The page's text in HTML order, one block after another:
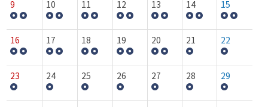
9 10 11 12 13 14 15
16 17 18 19 20 21 22
23 24 25 26 27 28 29